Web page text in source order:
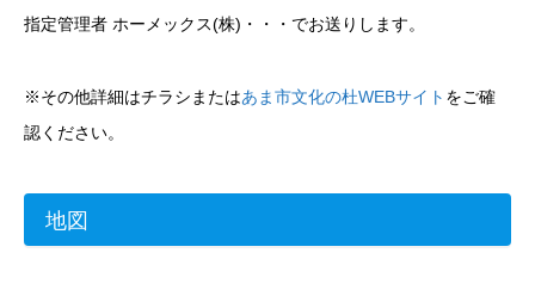
指定管理者 ホーメックス(株)・・・でお送りします。
※その他詳細はチラシまたはあま市文化の杜WEBサイト をご確
認ください。
地図